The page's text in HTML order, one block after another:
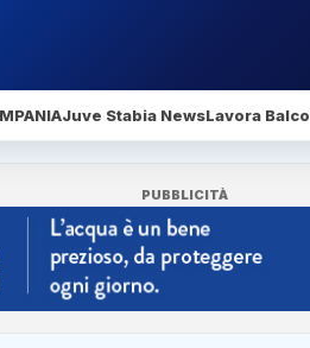
Juve Stabia NewsLavora
PUBBLICITÀ